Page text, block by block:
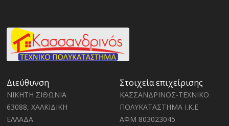
Διεύθυνση
ΝΙΚΗΤΗ ΣΙΘΩΝΙΑ
63088, ΧΑΛΚΙΔΙΚΗ
ΕΛΛΑΔΑ
Στοιχεία επιχείρισης
ΚΑΣΣΑΝΔΡΙΝΟΣ-ΤΕΧΝΙΚΟ
ΠΟΛΥΚΑΤΑΣΤΗΜΑ Ι.Κ.Ε
ΑΦΜ 803023045